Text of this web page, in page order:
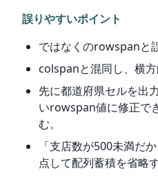
誤りやすいポイント
ではなくのrowspanと
colspanと混同し、横方
先に都道府県セルを出
いrowspan値に修正で
む。
「支店数が500未満だ
点して配列蓄積を省略す